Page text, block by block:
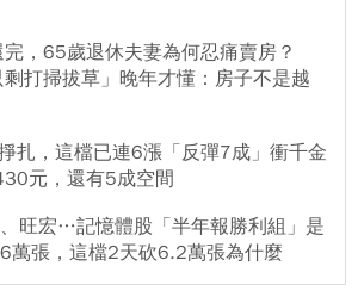
，65歲退休夫妻為何忍痛賣房？
剩打掃拔草」晚年才懂：房子不是越
扎，這檔已連6漲「反彈7成」衝千金
元，還有5成空間
旺宏…記憶體股「半年報勝利組」是
萬張，這檔2天砍6.2萬張為什麼